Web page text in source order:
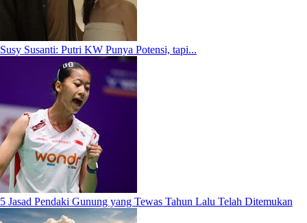
Susy Susanti: Putri KW Punya Potensi, tapi...
5 Jasad Pendaki Gunung yang Tewas Tahun Lalu Telah Ditemukan